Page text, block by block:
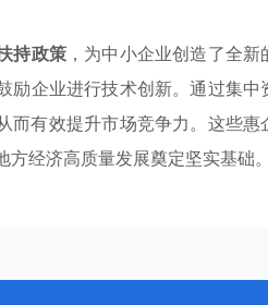
持政策，为中小企业创造了全
励企业进行技术创新。通过集
而有效提升市场竞争力。这些
方经济高质量发展奠定坚实基础